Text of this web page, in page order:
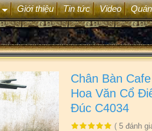
+
Giới thiệu Tin tức Video
Chân Bàn
Hoa Văn Cổ
Đúc C4034
( 5 đánh